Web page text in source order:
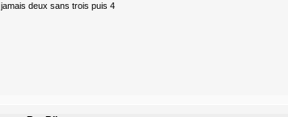
jamais deux sans trois puis 4